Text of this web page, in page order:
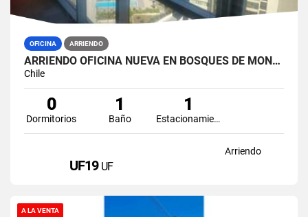
OFICINA ARRIENDO
ARRIENDO OFICINA NUEVA EN BOSQUES DE MONTEMAR
Chile
0
Dormitorios
1
Baño
1
Estacionamiento
Arriendo
UF19 UF
A LA VENTA